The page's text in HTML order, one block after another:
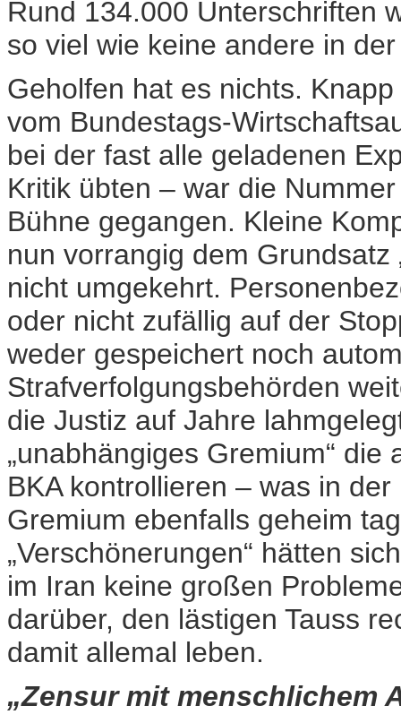
Rund 134.000 Unterschriften
so viel wie keine andere in
Geholfen hat es nichts.
vom Bundestags-
bei der fast alle geladenen
Kritik übten – war die
Bühne gegangen. Kleine
nun vorrangig dem Grundsatz
nicht umgekehrt.
oder nicht zufällig auf der
weder gespeichert noch
Strafverfolgungsbehörden
die Justiz auf Jahre
„unabhängiges Gremium“
BKA kontrollieren – was in
Gremium ebenfalls geheim
„Verschönerungen“ hätten
im Iran keine großen
darüber, den lästigen Tauss
damit allemal leben.
„Zensur mit menschlichem